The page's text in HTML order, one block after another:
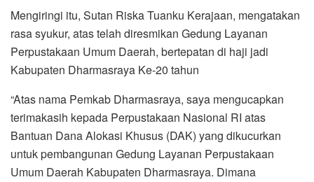
Mengiringi itu, Sutan Riska Tuanku Kerajaan, mengatakan
rasa syukur, atas telah diresmikan Gedung Layanan
Perpustakaan Umum Daerah, bertepatan di haji jadi
Kabupaten Dharmasraya Ke-20 tahun
“Atas nama Pemkab Dharmasraya, saya mengucapkan
terimakasih kepada Perpustakaan Nasional RI atas
Bantuan Dana Alokasi Khusus (DAK) yang dikucurkan
untuk pembangunan Gedung Layanan Perpustakaan
Umum Daerah Kabupaten Dharmasraya. Dimana